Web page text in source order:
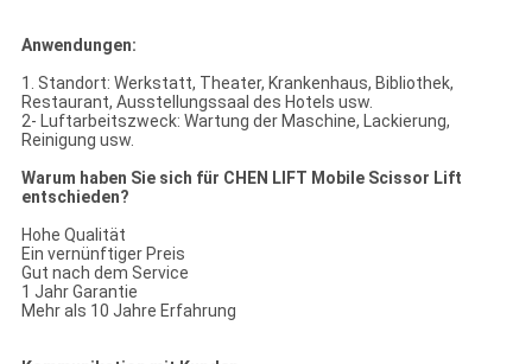
Anwendungen:
1. Standort: Werkstatt, Theater, Krankenhaus, Bibliothek,
Restaurant, Ausstellungssaal des Hotels usw.
2- Luftarbeitszweck: Wartung der Maschine, Lackierung,
Reinigung usw.
Warum haben Sie sich für CHEN LIFT Mobile Scissor Lift
entschieden?
Hohe Qualität
Ein vernünftiger Preis
Gut nach dem Service
1 Jahr Garantie
Mehr als 10 Jahre Erfahrung